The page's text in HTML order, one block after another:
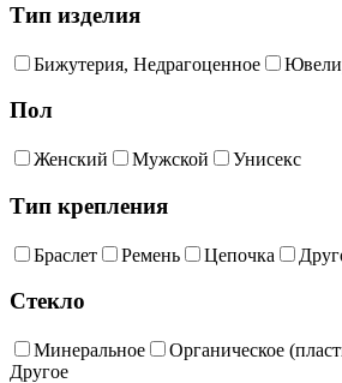
Тип изделия
Бижутерия, Недрагоценное
Пол
Женский Мужской Унисекс
Тип крепления
Браслет Ремень Цепочка
Стекло
Минеральное Органическое
Другое